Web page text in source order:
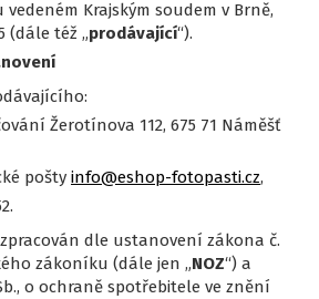
Krajským soudem v Brně,
(dále též „prodávající“).
Žerotínova 112, 675 71 Náměšť
pošty info@eshop-fotopasti.cz,
dle ustanovení zákona č.
zákoníku (dále jen „NOZ“) a
o ochraně spotřebitele ve znění